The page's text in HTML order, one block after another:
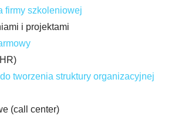
firmy szkoleniowej
i projektami
tworzenia struktury organizacyjnej
(call center)